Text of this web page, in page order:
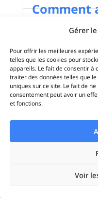
Gérer
Pour offrir les meilleures
telles que les cookies pour
appareils. Le fait de consentir à
traiter des données telles que
uniques sur ce site. Le fait de
consentement peut avoir un
et fonctions.
Voir
Comment
taux deAlex
des
SEO,